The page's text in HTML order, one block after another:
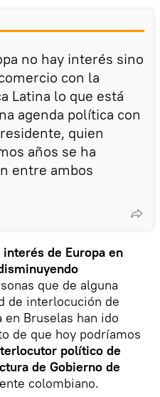
no hay interés sino
con la
Latina lo que está
agenda política con
quien
años se ha
entre ambos
interés de Europa en
que de alguna
de interlocución de
en Bruselas han ido
de que hoy podríamos
político de
de Gobierno de
colombiano.